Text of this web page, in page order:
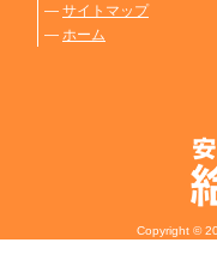
― サイトマップ
― ホーム
Copyright ©